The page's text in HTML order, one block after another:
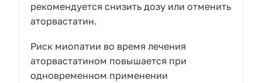
рекомендуется снизить дозу или отменить
аторвастатин.
Риск миопатии во время лечения
аторвастатином повышается при
одновременном применении